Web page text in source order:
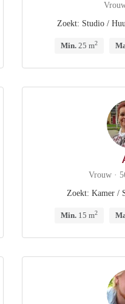
Zoekt: Studio /
Min.25 m2
Vrouw ·
Zoekt: Kamer /
Min.15 m2